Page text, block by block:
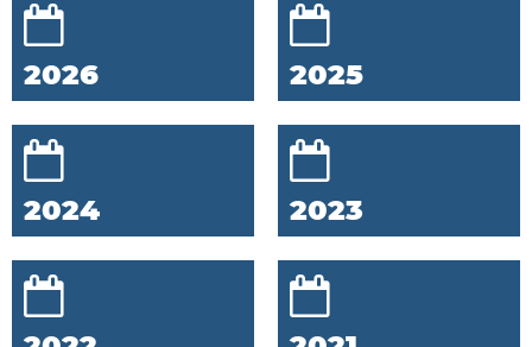
2026 2025
2024 2023